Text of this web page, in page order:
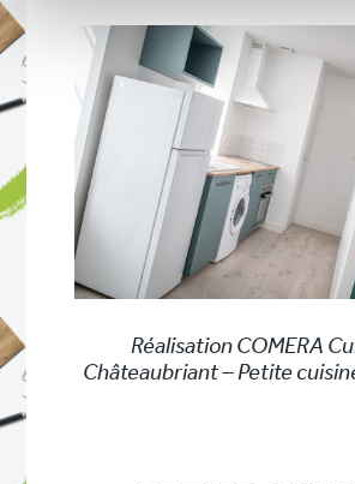
Réalisation COMERA
Châteaubriant – Petite